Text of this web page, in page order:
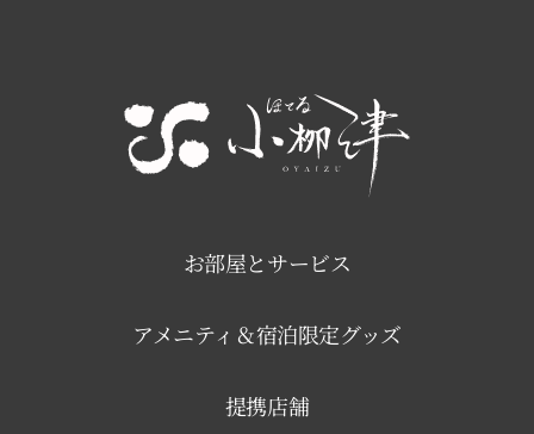
お部屋とサービス
アメニティ＆宿泊限定グッズ
提携店舗